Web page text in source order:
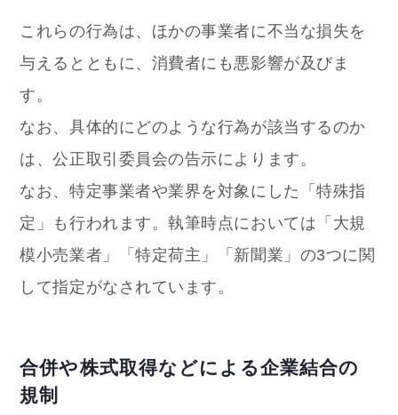
これらの行為は、ほかの事業者に不当な損失を
与えるとともに、消費者にも悪影響が及びま
す。
なお、具体的にどのような行為が該当するのか
は、公正取引委員会の告示によります。
なお、特定事業者や業界を対象にした「特殊指
定」も行われます。執筆時点においては「大規
模小売業者」「特定荷主」「新聞業」の3つに関
して指定がなされています。
合併や株式取得などによる企業結合の
規制